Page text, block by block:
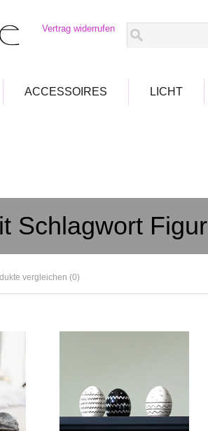
Vertrag widerrufen
ACCESSOIRES LICHT
Schlagwort Figur
vergleichen (0)